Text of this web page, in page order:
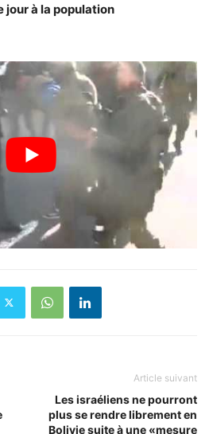
jour à la population
Article suivant
Les israéliens ne pourront
plus se rendre librement en
Bolivie suite à une «mesure